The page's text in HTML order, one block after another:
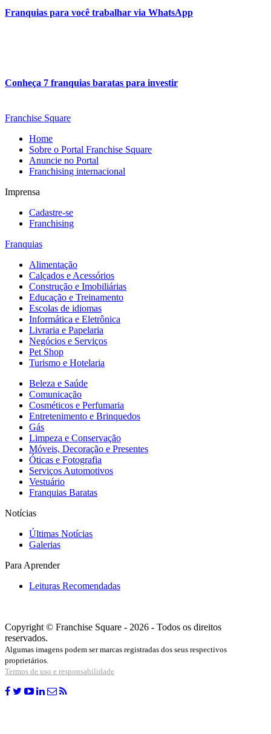
Franquias para você trabalhar via WhatsApp
Conheça 7 franquias baratas para investir
Franchise Square
Home
Sobre o Portal Franchise Square
Anuncie no Portal
Franchising internacional
Imprensa
Cadastre-se
Franchising
Franquias
Alimentação
Calçados e Acessórios
Construção e Imobiliárias
Educação e Treinamento
Escolas de idiomas
Informática e Eletrônica
Livraria e Papelaria
Negócios e Serviços
Pet Shop
Turismo e Hotelaria
Beleza e Saúde
Comunicação
Cosméticos e Perfumaria
Entretenimento e Brinquedos
Gás
Limpeza e Conservação
Móveis, Decoração e Presentes
Óticas e Fotografia
Serviços Automotivos
Vestuário
Franquias Baratas
Notícias
Últimas Notícias
Galerias
Para Aprender
Leituras Recomendadas
Copyright © Franchise Square - 2026 - Todos os direitos
reservados.
Algumas imagens podem ser marcas registradas dos seus respectivos
proprietários.
Termos de uso e responsabilidade